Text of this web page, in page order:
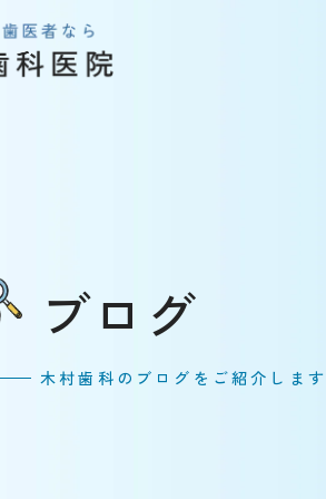
ブログ
木村歯科のブログをご紹介します